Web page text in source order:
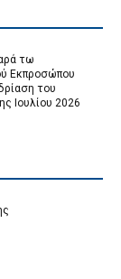
τω
Εκπροσώπου
του
Ιουλίου 2026